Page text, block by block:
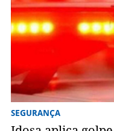
SEGURANÇA